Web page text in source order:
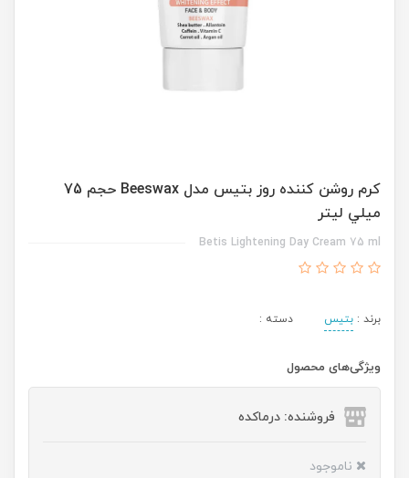
کرم روشن کننده روز بتيس مدل Beeswax حجم 75
ميلي ليتر
Betis Lightening Day Cream 75 ml
برند : بتیس دسته :
ویژگی‌های محصول
فروشنده: درماکده
ناموجود